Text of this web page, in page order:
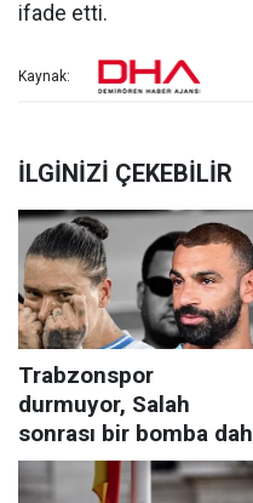
ifade etti.
Kaynak: